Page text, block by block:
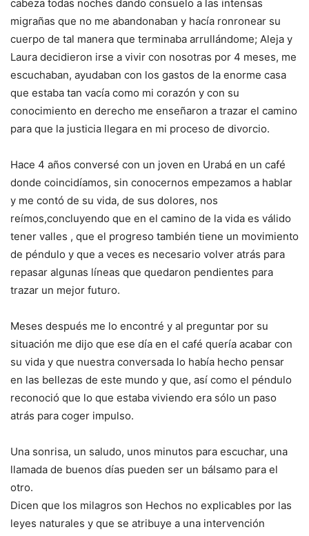
cabeza todas noches dando consuelo a las intensas
migrañas que no me abandonaban y hacía ronronear su
cuerpo de tal manera que terminaba arrullándome; Aleja y
Laura decidieron irse a vivir con nosotras por 4 meses, me
escuchaban, ayudaban con los gastos de la enorme casa
que estaba tan vacía como mi corazón y con su
conocimiento en derecho me enseñaron a trazar el camino
para que la justicia llegara en mi proceso de divorcio.
Hace 4 años conversé con un joven en Urabá en un café
donde coincidíamos, sin conocernos empezamos a hablar
y me contó de su vida, de sus dolores, nos
reímos,concluyendo que en el camino de la vida es válido
tener valles , que el progreso también tiene un movimiento
de péndulo y que a veces es necesario volver atrás para
repasar algunas líneas que quedaron pendientes para
trazar un mejor futuro.
Meses después me lo encontré y al preguntar por su
situación me dijo que ese día en el café quería acabar con
su vida y que nuestra conversada lo había hecho pensar
en las bellezas de este mundo y que, así como el péndulo
reconoció que lo que estaba viviendo era sólo un paso
atrás para coger impulso.
Una sonrisa, un saludo, unos minutos para escuchar, una
llamada de buenos días pueden ser un bálsamo para el
otro.
Dicen que los milagros son Hechos no explicables por las
leyes naturales y que se atribuye a una intervención